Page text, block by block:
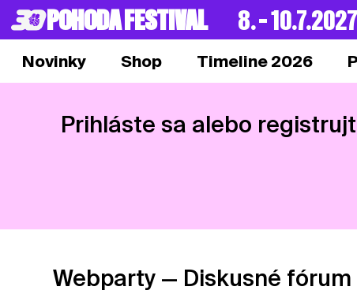
POHODA FESTIVAL 8. – 10.7.2027
Novinky Shop Timeline 2026
Prihláste sa alebo
Webparty — Diskusné fórum